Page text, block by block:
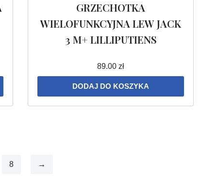
GRZECHOTKA
WIELOFUNKCYJNA LEW JACK
3 M+ LILLIPUTIENS
89.00zł
DODAJ DO KOSZYKA
8 →